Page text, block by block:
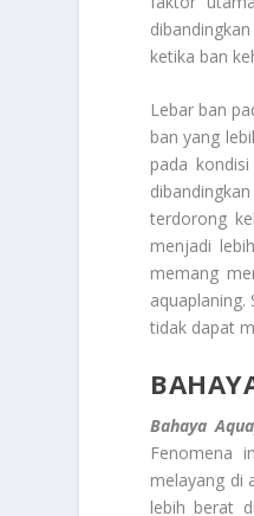
ketika ban
Lebar ban
ban yang
pada
terdorong
menjadi
memang
tidak dapat
Bahaya
Fenomena
melayang di
lebih berat